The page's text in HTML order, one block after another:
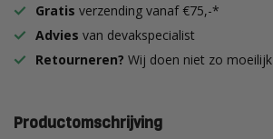
Gratis verzending vanaf €75,-*
Advies van devakspecialist
Retourneren? Wij doen niet zo moeilijk
Productomschrijving